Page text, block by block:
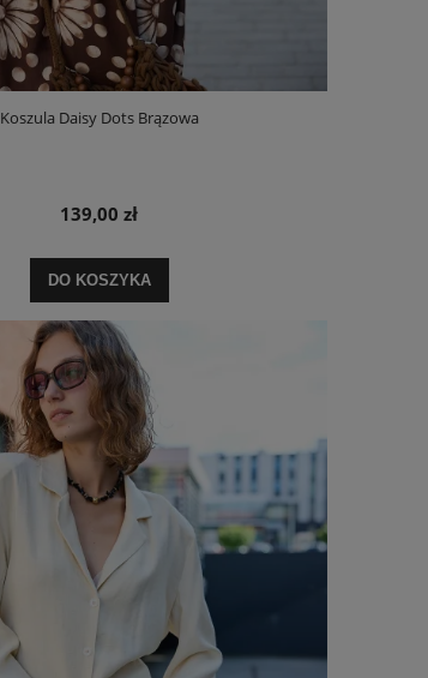
Koszula Daisy Dots Brązowa
139,00 zł
DO KOSZYKA